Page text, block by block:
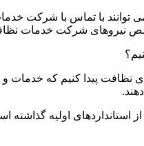
با تماس با شرکت
نیروهای شرکت خدمات
نظافت پیدا کنیم که
استانداردهای اولیه